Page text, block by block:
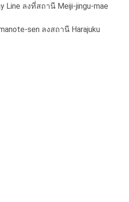
Line ลงที่สถานี Meiji-jingu-mae
sen ลงสถานี Harajuku